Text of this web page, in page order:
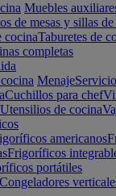
Muebles
de mesas y sillas
cocinaTaburetes de
completas
Menaje
Cuchillos para chef
Utensilios de cocina
americanos
Frigoríficos
portátiles
Congeladores